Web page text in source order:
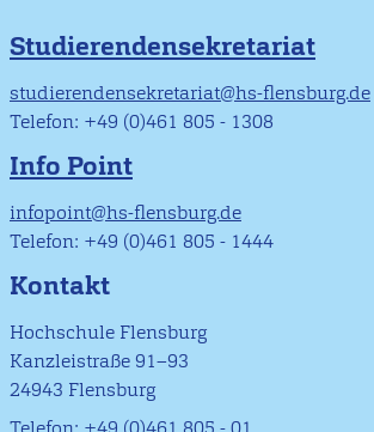
Studierendensekretariat
studierendensekretariat@hs-flensburg.de
Telefon: +49 (0)461 805 - 1308
Info Point
infopoint@hs-flensburg.de
Telefon: +49 (0)461 805 - 1444
Kontakt
Hochschule Flensburg
Kanzleistraße 91–93
24943 Flensburg